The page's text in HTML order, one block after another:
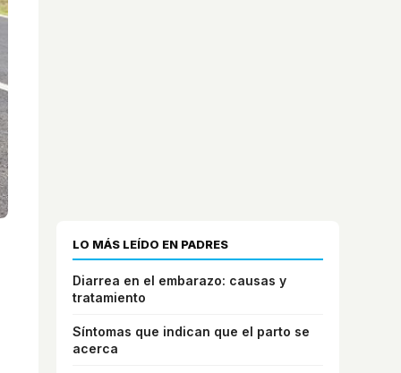
LO MÁS LEÍDO EN PADRES
Diarrea en el embarazo: causas y
tratamiento
Síntomas que indican que el parto se
acerca